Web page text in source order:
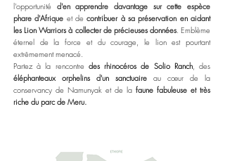
l'opportunité d'en apprendre davantage sur cette espèce
phare d'Afrique et decontribuer à sa préservation en aidant
les Lion Warriors à collecter de précieuses données. Emblème
éternel de la force et du courage, le lion est pourtant
extrêmement menacé. ​
Partez à la rencontre des rhinocéros de Solio Ranch, des
éléphanteaux orphelins d'un sanctuaire au cœur de la
conservancy de Namunyak et de la faune fabuleuse et très
riche du parc de Meru.